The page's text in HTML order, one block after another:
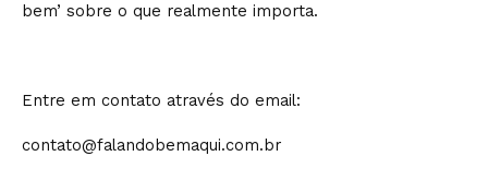
bem’ sobre o que realmente importa.
Entre em contato através do email:
contato@falandobemaqui.com.br